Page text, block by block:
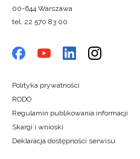
00-644 Warszawa
tel. 22 570 83 00
Polityka prywatności
RODO
Regulamin publikowania informacji
Skargi i wnioski
Deklaracja dostępności serwisu